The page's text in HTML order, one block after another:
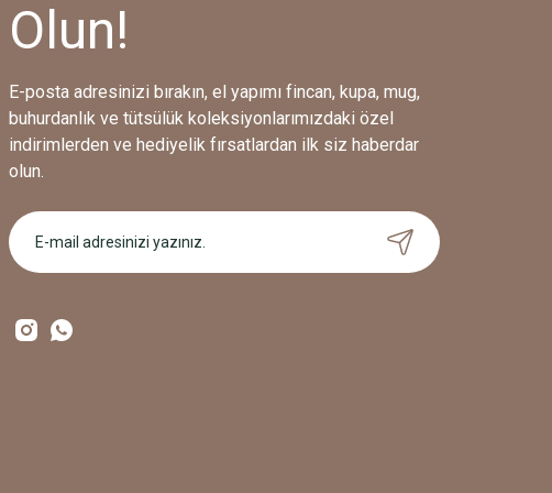
Müge Çağlayan | 21/02/2026
A... K... | 18/02/2026
Turkuaz Gerbera Mug, El Yapımı Çiçekli Kupa
750,00 TL
Olun!
E-posta adresinizi bırakın, el yapımı fincan, kupa, mug,
buhurdanlık ve tütsülük koleksiyonlarımızdaki özel
indirimlerden ve hediyelik fırsatlardan ilk siz haberdar
olun.